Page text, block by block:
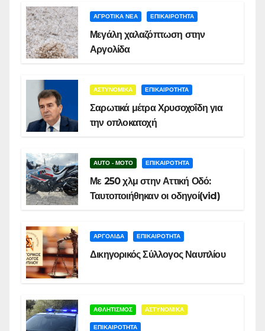
ΑΓΡΟΤΙΚΑ ΝΕΑ ΕΠΙΚΑΙΡΟΤΗΤΑ
Μεγάλη χαλαζόπτωση στην
Αργολίδα
ΑΣΤΥΝΟΜΙΚΑ ΕΠΙΚΑΙΡΟΤΗΤΑ
Σαρωτικά μέτρα Χρυσοχοΐδη για
την οπλοκατοχή
AUTO - MOTO ΕΠΙΚΑΙΡΟΤΗΤΑ
Με 250 χλμ στην Αττική Οδό:
Ταυτοποιήθηκαν οι οδηγοί(vid)
ΑΡΓΟΛΙΔΑ ΕΠΙΚΑΙΡΟΤΗΤΑ
Δικηγορικός Σύλλογος Ναυπλίου
ΑΘΛΗΤΙΣΜΟΣ ΑΣΤΥΝΟΜΙΚΑ
ΕΠΙΚΑΙΡΟΤΗΤΑ